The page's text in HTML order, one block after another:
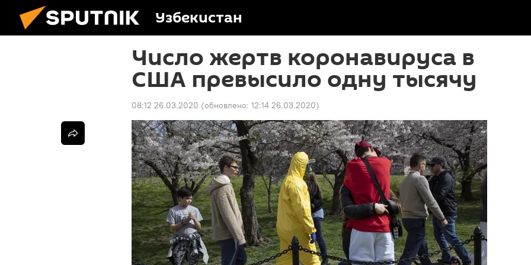
Узбекистан
Число жертв коронавируса в
США превысило одну тысячу
08:12 26.03.2020 (обновлено: 12:14 26.03.2020)